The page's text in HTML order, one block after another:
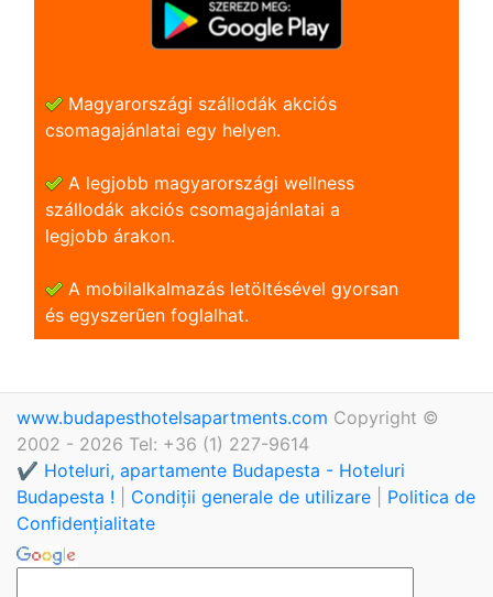
Magyarországi szállodák akciós
csomagajánlatai egy helyen.
A legjobb magyarországi wellness
szállodák akciós csomagajánlatai a
legjobb árakon.
A mobilalkalmazás letöltésével gyorsan
és egyszerũen foglalhat.
www.budapesthotelsapartments.com Copyright ©
2002 - 2026 Tel: +36 (1) 227-9614
✔️ Hoteluri, apartamente Budapesta - Hoteluri
Budapesta !
Condiții generale de utilizare
Politica de
Confidențialitate